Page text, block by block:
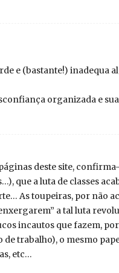
e (bastante!) inadequa
organizada e
deste site,
que a luta de classes
As toupeiras, por não
a tal luta
incautos que fazem,
trabalho), o mesmo
etc…